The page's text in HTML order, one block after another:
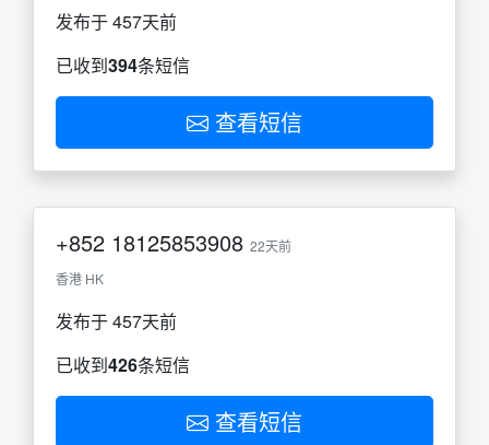
发布于 457天前
已收到394条短信
查看短信
+852 18125853908 22天前
香港 HK
发布于 457天前
已收到426条短信
查看短信